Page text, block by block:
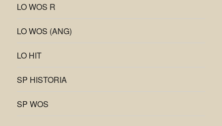
LO WOS R
LO WOS (ANG)
LO HIT
SP HISTORIA
SP WOS